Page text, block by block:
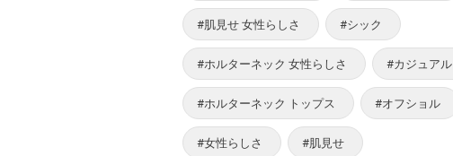
#肌見せ 女性らしさ #シック
#ホルターネック 女性らしさ #カジュアル
#ホルターネック トップス #オフショル
#女性らしさ #肌見せ